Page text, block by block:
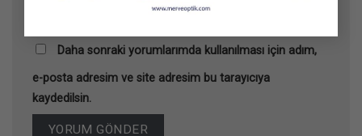
Daha sonraki yorumlarımda kullanılması için adım,
e-posta adresim ve site adresim bu tarayıcıya
kaydedilsin.